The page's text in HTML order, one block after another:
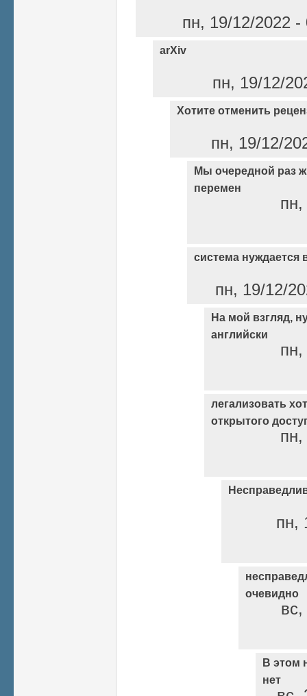
пн, 19/12/2022
arXiv
пн, 19/12/
Хотите отменить
пн, 19/12/
Мы очередной раз
перемен
система
пн, 19/12/
На мой взгляд,
английски
легализовать
открытого
пн,
очевидно
В этом
нет